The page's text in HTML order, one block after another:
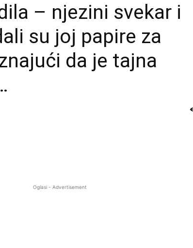
– njezini svekar i
su joj papire za
da je tajna
Oglasi - Advertisement